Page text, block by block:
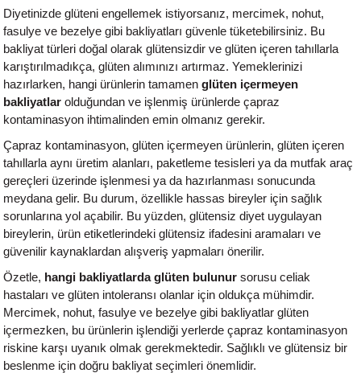
Diyetinizde glüteni engellemek istiyorsanız, mercimek, nohut,
fasulye ve bezelye gibi bakliyatları güvenle tüketebilirsiniz. Bu
bakliyat türleri doğal olarak glütensizdir ve glüten içeren tahıllarla
karıştırılmadıkça, glüten alımınızı artırmaz. Yemeklerinizi
hazırlarken, hangi ürünlerin tamamen glüten içermeyen
bakliyatlar olduğundan ve işlenmiş ürünlerde çapraz
kontaminasyon ihtimalinden emin olmanız gerekir.
Çapraz kontaminasyon, glüten içermeyen ürünlerin, glüten içeren
tahıllarla aynı üretim alanları, paketleme tesisleri ya da mutfak araç
gereçleri üzerinde işlenmesi ya da hazırlanması sonucunda
meydana gelir. Bu durum, özellikle hassas bireyler için sağlık
sorunlarına yol açabilir. Bu yüzden, glütensiz diyet uygulayan
bireylerin, ürün etiketlerindeki glütensiz ifadesini aramaları ve
güvenilir kaynaklardan alışveriş yapmaları önerilir.
Özetle, hangi bakliyatlarda glüten bulunur sorusu celiak
hastaları ve glüten intoleransı olanlar için oldukça mühimdir.
Mercimek, nohut, fasulye ve bezelye gibi bakliyatlar glüten
içermezken, bu ürünlerin işlendiği yerlerde çapraz kontaminasyon
riskine karşı uyanık olmak gerekmektedir. Sağlıklı ve glütensiz bir
beslenme için doğru bakliyat seçimleri önemlidir.